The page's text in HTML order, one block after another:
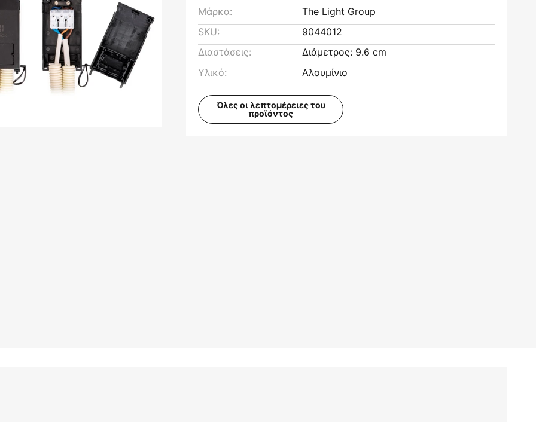
Μάρκα:
The Light Group
SKU:
9044012
Διαστάσεις:
Διάμετρος: 9.6 cm
Υλικό:
Αλουμίνιο
Όλες οι λεπτομέρειες του
προϊόντος